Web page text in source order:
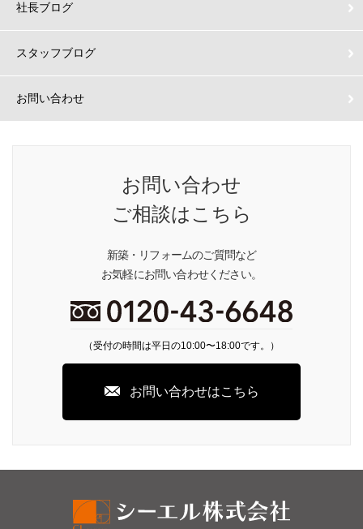
社長ブログ
スタッフブログ
お問い合わせ
お問い合わせ
ご相談はこちら
新築・リフォームのご質問など
お気軽にお問い合わせください。
（受付の時間は平日の10:00〜18:00です。）
お問い合わせはこちら